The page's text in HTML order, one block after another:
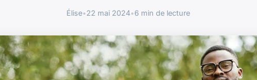
Élise•22 mai 2024•6 min de lecture